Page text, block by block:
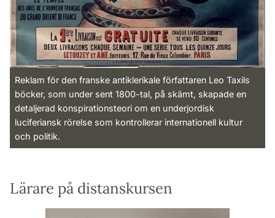
Reklam för den franske antiklerikale författaren Leo Taxils
böcker, som under sent 1800-tal, på skämt, skapade en
detaljerad konspirationsteori om en underjordisk
luciferiansk rörelse som kontrollerar internationell kultur
och politik.
Lärare på distanskursen